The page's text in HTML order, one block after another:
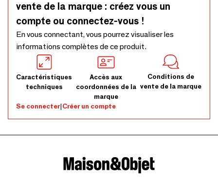
vente de la marque : créez vous un
compte ou connectez-vous !
En vous connectant, vous pourrez visualiser les
informations complètes de ce produit.
Caractéristiques
techniques
Accès aux
coordonnées de la
marque
Conditions de
vente de la marque
Se connecter|Créer un compte